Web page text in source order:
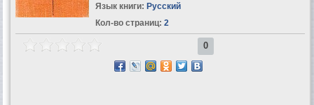
Язык книги: Русский
Кол-во страниц: 2
0